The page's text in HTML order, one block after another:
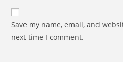
comment
website
URL
(optional)
Save my name, email, and
next time I comment.